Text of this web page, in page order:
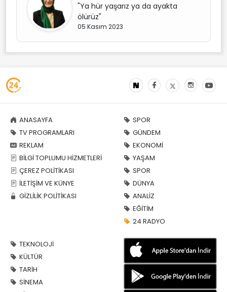
"Ya hür yaşarız ya da ayakta
ölürüz"
05 Kasım 2023
ANASAYFA
TV PROGRAMLARI
REKLAM
BİLGİ TOPLUMU HİZMETLERİ
ÇEREZ POLİTİKASI
İLETİŞİM VE KÜNYE
GİZLİLİK POLİTİKASI
SPOR
GÜNDEM
EKONOMİ
YAŞAM
SPOR
DÜNYA
ANALİZ
EĞİTİM
24 RADYO
TEKNOLOJİ
KÜLTÜR
TARİH
SİNEMA